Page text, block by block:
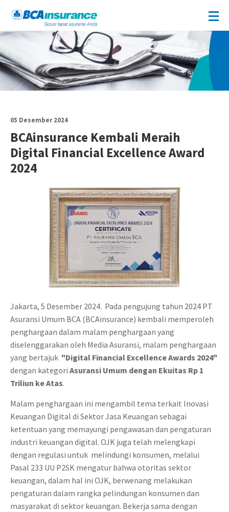
05 Desember 2024
BCAinsurance Kembali Meraih
Digital Financial Excellence Award
2024
Jakarta, 5 Desember 2024. Pada pengujung tahun 2024 PT
Asuransi Umum BCA (BCAinsurance) kembali memperoleh
penghargaan dalam malam penghargaan yang
diselenggarakan oleh Media Asuransi, malam penghargaan
yang bertajuk "Digital Financial Excellence Awards 2024"
dengan kategori Asuransi Umum dengan Ekuitas Rp 1
Triliun ke Atas.
Malam penghargaan ini mengambil tema terkait Inovasi
Keuangan Digital di Sektor Jasa Keuangan sebagai
ketentuan yang memayungi pengawasan dan pengaturan
industri keuangan digital. OJK juga telah melengkapi
dengan regulasi untuk melindungi konsumen, melalui
Pasal 233 UU P2SK mengatur bahwa otoritas sektor
keuangan, dalam hal ini OJK, berwenang melakukan
pengaturan dalam rangka pelindungan konsumen dan
masyarakat di sektor keuangan. Bekerja sama dengan